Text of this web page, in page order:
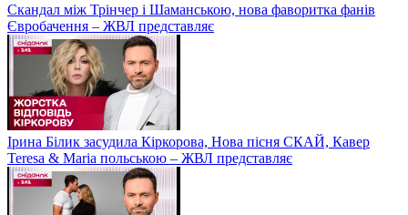
Скандал між Трінчер і Шаманською, нова фаворитка фанів
Євробачення – ЖВЛ представляє
Ірина Білик засудила Кіркорова, Нова пісня СКАЙ, Кавер
Teresa & Maria польською – ЖВЛ представляє